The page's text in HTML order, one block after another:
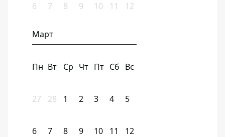
6 7 8 9 10 11 12
Март
Пн Вт Ср Чт Пт Сб Вс
27 28 1 2 3 4 5
6 7 8 9 10 11 12